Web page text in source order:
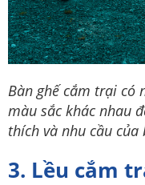
Bàn ghế cắm trại có
màu sắc khác nhau
thích và nhu cầu của
3. Lều cắm